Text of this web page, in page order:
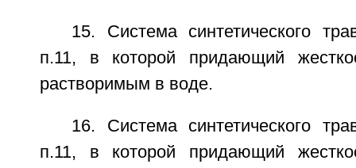
15. Система синтетического
п.11, в которой придающий
растворимым в воде.
16. Система синтетического
п.11, в которой придающий